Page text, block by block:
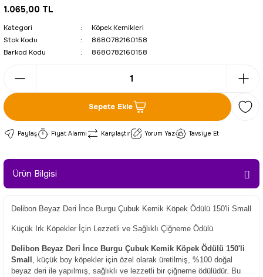
1.065,00 TL
Kategori
Köpek Kemikleri
Stok Kodu
8680782160158
Barkod Kodu
8680782160158
Sepete Ekle
Paylaş Fiyat Alarmı Karşılaştır Yorum Yaz Tavsiye Et
Ürün Bilgisi
Delibon Beyaz Deri İnce Burgu Çubuk Kemik Köpek Ödülü 150'li Small
Küçük Irk Köpekler İçin Lezzetli ve Sağlıklı Çiğneme Ödülü
Delibon Beyaz Deri İnce Burgu Çubuk Kemik Köpek Ödülü 150'li
Small , küçük boy köpekler için özel olarak üretilmiş, %100 doğal
beyaz deri ile yapılmış, sağlıklı ve lezzetli bir çiğneme ödülüdür. Bu